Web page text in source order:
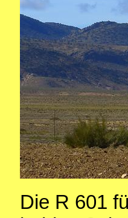
Die R 601